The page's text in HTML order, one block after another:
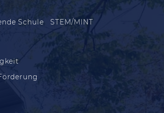
Schule STEM/MINT